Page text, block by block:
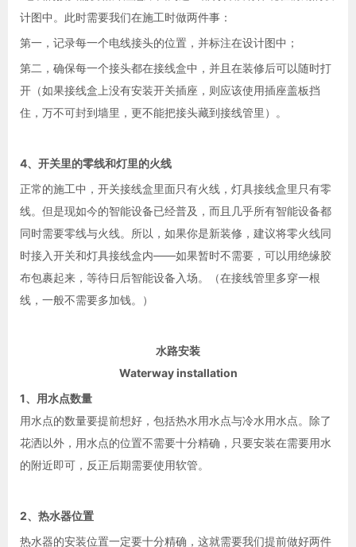
计图中。此时需要我们在施工时做两件事：
第一，记录每一个电线接头的位置，并标注在设计图中；
第二，确保每一个接头都在接线盒中，并且在装修后可以随时打
开（如果接线盒上没有安装开关插座，则应该使用插座盖板挡
住，万不可封到墙里，更不能把接头藏到接线管里）。
4、开关里的零线和灯里的火线
正常的施工中，开关接线盒里面只有火线，灯具接线盒里只有零
线。但是现如今的智能设备已经普及，而且几乎所有智能设备都
同时需要零线与火线。所以，如果你是新装修，建议将零火线同
时接入开关和灯具接线盒内——如果暂时不需要，可以用绝缘胶
布包裹起来，等待日后智能设备入场。（在接线管里多穿一根
线，一般不需要多加钱。）
水路安装
Waterway installation
1、用水点数量
用水点的数量要提前想好，包括热水用水点与冷水用水点。除了
花洒以外，用水点的位置不需要十分精确，只要安装在需要用水
的附近即可，反正后期需要使用软管。
2、热水器位置
热水器的安装位置一定要十分精确，这就需要我们提前做好两件